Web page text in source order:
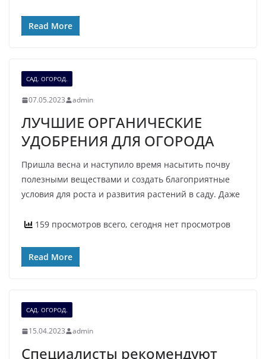
Read More
САД. ОГОРОД.
07.05.2023 admin
ЛУЧШИЕ ОРГАНИЧЕСКИЕ
УДОБРЕНИЯ ДЛЯ ОГОРОДА
Пришла весна и наступило время насытить почву
полезными веществами и создать благоприятные
условия для роста и развития растений в саду. Даже
159 просмотров всего, сегодня нет просмотров
Read More
САД. ОГОРОД.
15.04.2023 admin
Специалисты рекомендуют